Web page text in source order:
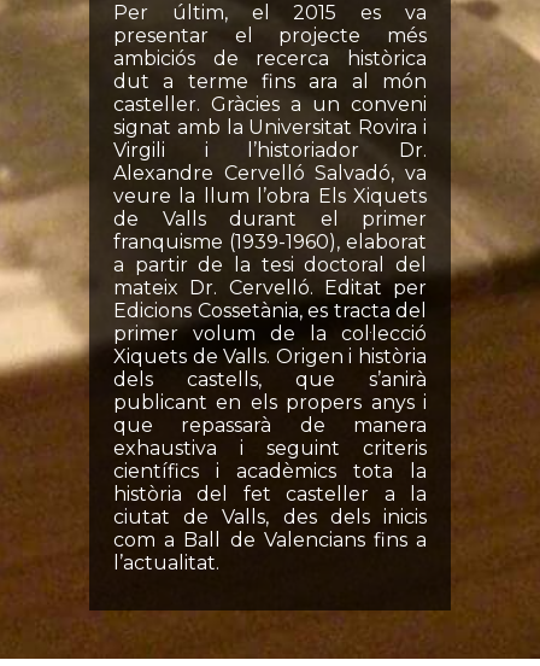
Per últim, el 2015 es va
presentar el projecte més
ambiciós de recerca històrica
dut a terme fins ara al món
casteller. Gràcies a un conveni
signat amb la Universitat Rovira i
Virgili i l’historiador Dr.
Alexandre Cervelló Salvadó, va
veure la llum l’obra Els Xiquets
de Valls durant el primer
franquisme (1939-1960), elaborat
a partir de la tesi doctoral del
mateix Dr. Cervelló. Editat per
Edicions Cossetània, es tracta del
primer volum de la col·lecció
Xiquets de Valls. Origen i història
dels castells, que s’anirà
publicant en els propers anys i
que repassarà de manera
exhaustiva i seguint criteris
científics i acadèmics tota la
història del fet casteller a la
ciutat de Valls, des dels inicis
com a Ball de Valencians fins a
l’actualitat.